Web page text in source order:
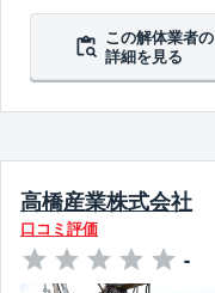
この解体業者の
詳細を見る
高橋産業株式会社
口コミ評価
-